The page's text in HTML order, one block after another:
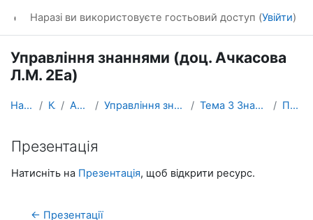
Наразі ви використовуєте гостьовий доступ (Увійти)
Управління знаннями (доц. Ачкасова
Л.М. 2Еа)
На головну Курси Аспірантура Управління знаннями (доц. Ачкасова Л.М.) Тема 3 Знання як об'єкт управління Презентація
Презентація
Умови завершення
Натисніть на Презентація, щоб відкрити ресурс.
← Презентації